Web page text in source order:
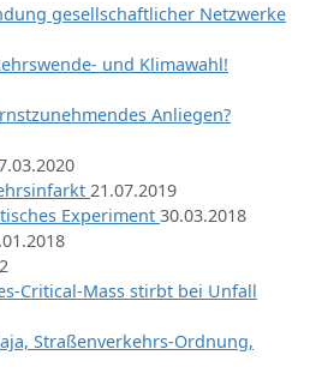
gesellschaftlicher Netzwerke
und Klimawahl!
Anliegen?
21.07.2019
Experiment 30.03.2018
Critical-Mass stirbt bei Unfall
Straßenverkehrs-Ordnung,